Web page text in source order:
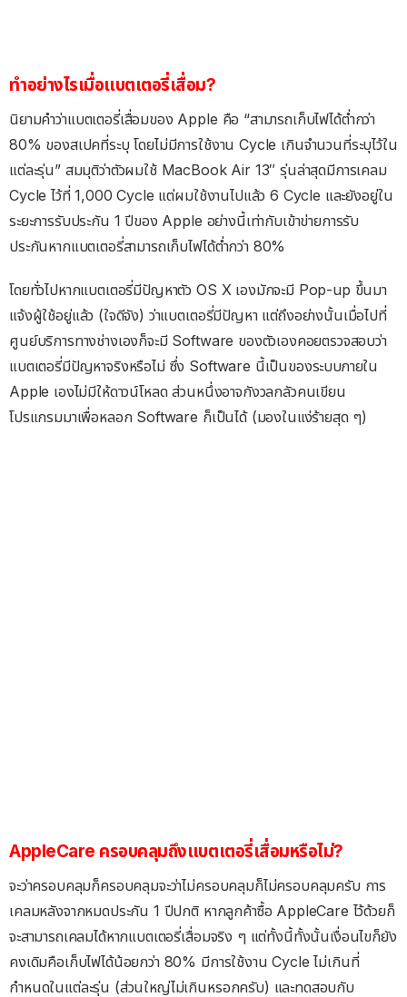
ทำอย่างไรเมื่อแบตเตอรี่เสื่อม?
นิยามคำว่าแบตเตอรี่เสื่อมของ Apple คือ “สามารถเก็บไฟได้ต่ำกว่า
80% ของสเปคที่ระบุ โดยไม่มีการใช้งาน Cycle เกินจำนวนที่ระบุไว้ใน
แต่ละรุ่น” สมมุติว่าตัวผมใช้ MacBook Air 13″ รุ่นล่าสุดมีการเคลม
Cycle ไว้ที่ 1,000 Cycle แต่ผมใช้งานไปแล้ว 6 Cycle และยังอยู่ใน
ระยะการรับประกัน 1 ปีของ Apple อย่างนี้เท่ากับเข้าข่ายการรับ
ประกันหากแบตเตอรี่สามารถเก็บไฟได้ต่ำกว่า 80%
โดยทั่วไปหากแบตเตอรี่มีปัญหาตัว OS X เองมักจะมี Pop-up ขึ้นมา
แจ้งผู้ใช้อยู่แล้ว (ใจดีจัง) ว่าแบตเตอรี่มีปัญหา แต่ถึงอย่างนั้นเมื่อไปที่
ศูนย์บริการทางช่างเองก็จะมี Software ของตัวเองคอยตรวจสอบว่า
แบตเตอรี่มีปัญหาจริงหรือไม่ ซึ่ง Software นี้เป็นของระบบภายใน
Apple เองไม่มีให้ดาวน์โหลด ส่วนหนึ่งอาจกังวลกลัวคนเขียน
โปรแกรมมาเพื่อหลอก Software ก็เป็นได้ (มองในแง่ร้ายสุด ๆ)
AppleCare ครอบคลุมถึงแบตเตอรี่เสื่อมหรือไม่?
จะว่าครอบคลุมก็ครอบคลุมจะว่าไม่ครอบคลุมก็ไม่ครอบคลุมครับ การ
เคลมหลังจากหมดประกัน 1 ปีปกติ หากลูกค้าซื้อ AppleCare ไว้ด้วยก็
จะสามารถเคลมได้หากแบตเตอรี่เสื่อมจริง ๆ แต่ทั้งนี้ทั้งนั้นเงื่อนไขก็ยัง
คงเดิมคือเก็บไฟได้น้อยกว่า 80% มีการใช้งาน Cycle ไม่เกินที่
กำหนดในแต่ละรุ่น (ส่วนใหญ่ไม่เกินหรอกครับ) และทดสอบกับ